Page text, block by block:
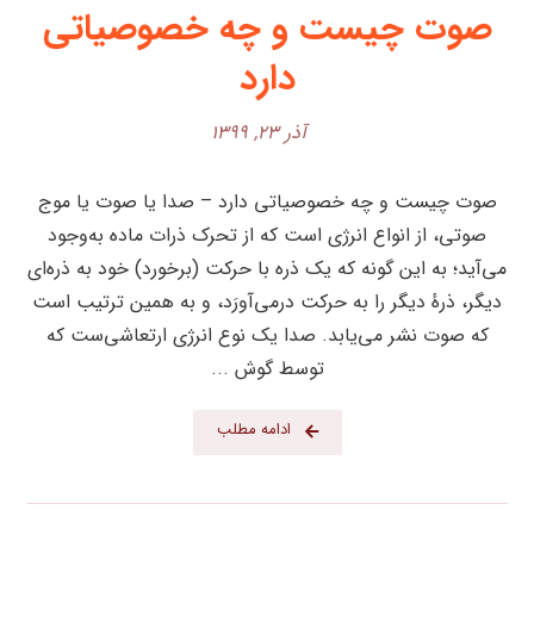
صوت چیست و چه خصوصیاتی
دارد
آذر ۲۳, ۱۳۹۹
صوت چیست و چه خصوصیاتی دارد – صدا یا صوت یا موج
صوتی، از انواع انرژی است که از تحرک ذرات ماده به‌وجود
می‌آید؛ به این گونه که یک ذره با حرکت (برخورد) خود به ذره‌ای
دیگر، ذرهٔ دیگر را به حرکت درمی‌آورَد، و به همین ترتیب است
که صوت نشر می‌یابد. صدا یک نوع انرژی ارتعاشی‌ست که
توسط گوش ...
ادامه مطلب